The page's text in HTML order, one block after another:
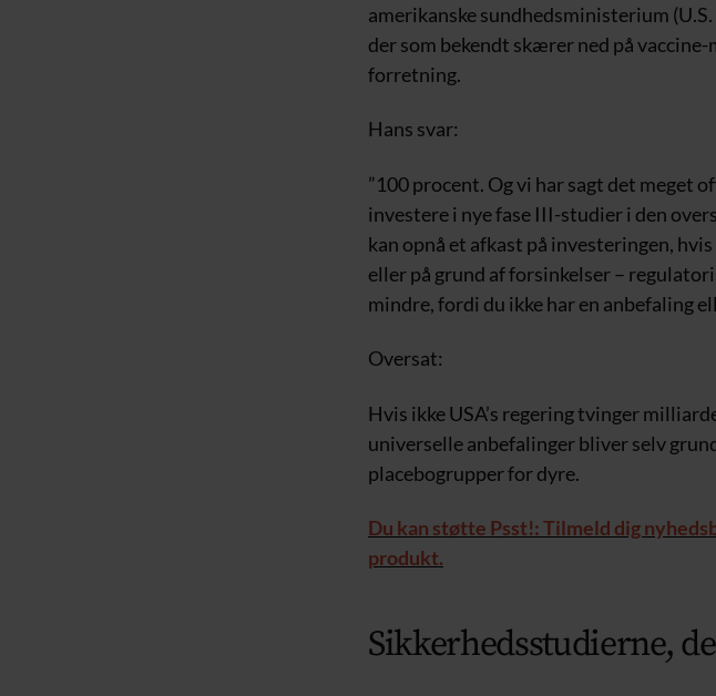
amerikanske sundhedsministerium
der som bekendt skærer ned på
forretning.
Hans svar:
”100 procent. Og vi har sagt det meget
investere i nye fase III-studier i den
kan opnå et afkast på investeringen,
eller på grund af forsinkelser –
mindre, fordi du ikke har en anbefaling
Oversat:
Hvis ikke USA’s regering tvinger
universelle anbefalinger bliver selv
placebogrupper for dyre.
Du kan støtte Psst!: Tilmeld dig
produkt.
Sikkerhedsstudierne,